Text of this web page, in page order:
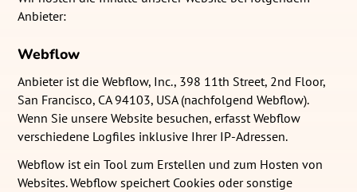
Anbieter:
Webflow
Anbieter ist die Webflow, Inc., 398 11th Street, 2nd Floor,
San Francisco, CA 94103, USA (nachfolgend Webflow).
Wenn Sie unsere Website besuchen, erfasst Webflow
verschiedene Logfiles inklusive Ihrer IP-Adressen.
Webflow ist ein Tool zum Erstellen und zum Hosten von
Websites. Webflow speichert Cookies oder sonstige